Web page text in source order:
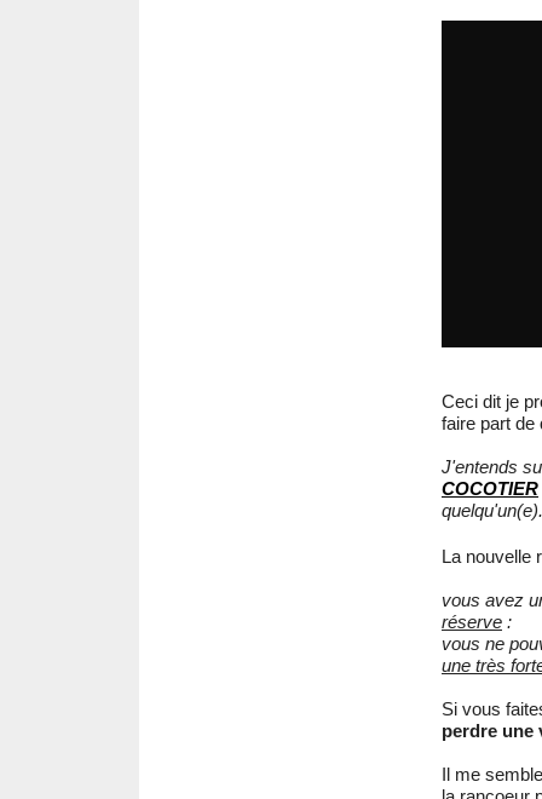
Ceci dit je
faire part de
J'entends
COCOTIER
quelqu'un(e).
La nouvelle
vous avez
réserve :
vous ne
une très
Si vous
perdre une
Il me